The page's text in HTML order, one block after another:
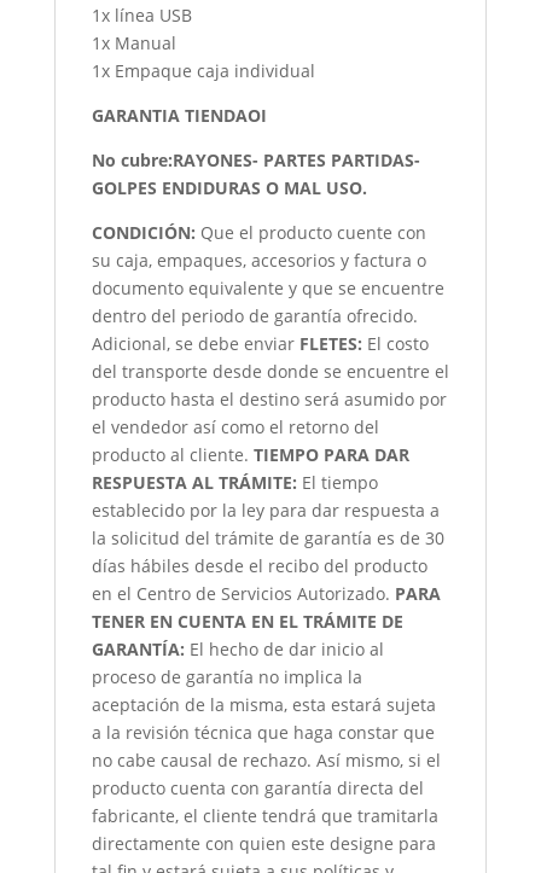
1x línea USB
1x Manual
1x Empaque caja individual
GARANTIA TIENDAOI
No cubre:RAYONES- PARTES PARTIDAS-
GOLPES ENDIDURAS O MAL USO.
CONDICIÓN: Que el producto cuente con
su caja, empaques, accesorios y factura o
documento equivalente y que se encuentre
dentro del periodo de garantía ofrecido.
Adicional, se debe enviar FLETES: El costo
del transporte desde donde se encuentre el
producto hasta el destino será asumido por
el vendedor así como el retorno del
producto al cliente. TIEMPO PARA DAR
RESPUESTA AL TRÁMITE: El tiempo
establecido por la ley para dar respuesta a
la solicitud del trámite de garantía es de 30
días hábiles desde el recibo del producto
en el Centro de Servicios Autorizado. PARA
TENER EN CUENTA EN EL TRÁMITE DE
GARANTÍA: El hecho de dar inicio al
proceso de garantía no implica la
aceptación de la misma, esta estará sujeta
a la revisión técnica que haga constar que
no cabe causal de rechazo. Así mismo, si el
producto cuenta con garantía directa del
fabricante, el cliente tendrá que tramitarla
directamente con quien este designe para